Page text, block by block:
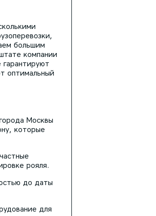
большим
компании
оптимальный
Москвы
которые
рояля.
до даты
для